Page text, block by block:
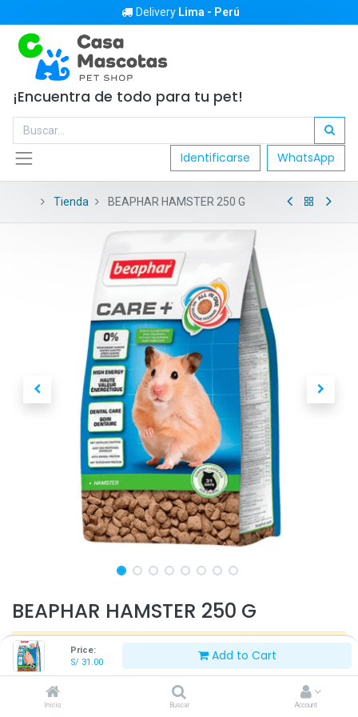
Price:
S/ 31.00 Add to Cart
Inicio Buscar Account
Delivery Lima - Perú
¡Encuentra de todo para tu pet!
Identificarse WhatsApp
Tienda BEAPHAR HAMSTER 250 G
BEAPHAR HAMSTER 250 G
Este producto ya no está disponible.